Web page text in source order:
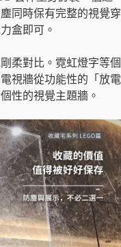
同時保有完整的視覺穿
盒即可。
柔對比。霓虹燈字等個
視牆從功能性的「放電
性的視覺主題牆。